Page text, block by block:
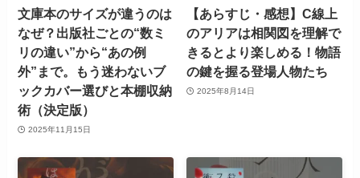
文庫本のサイズが違うのは
なぜ？出版社ごとの“数ミ
リの違い”から“あの例
外”まで。もう迷わないブ
ックカバー選びと本棚収納
術（決定版）
2025年11月15日
【あらすじ・感想】C線上
のアリアは相関図を理解で
きるとより楽しめる！物語
の鍵を握る登場人物たち
2025年8月14日